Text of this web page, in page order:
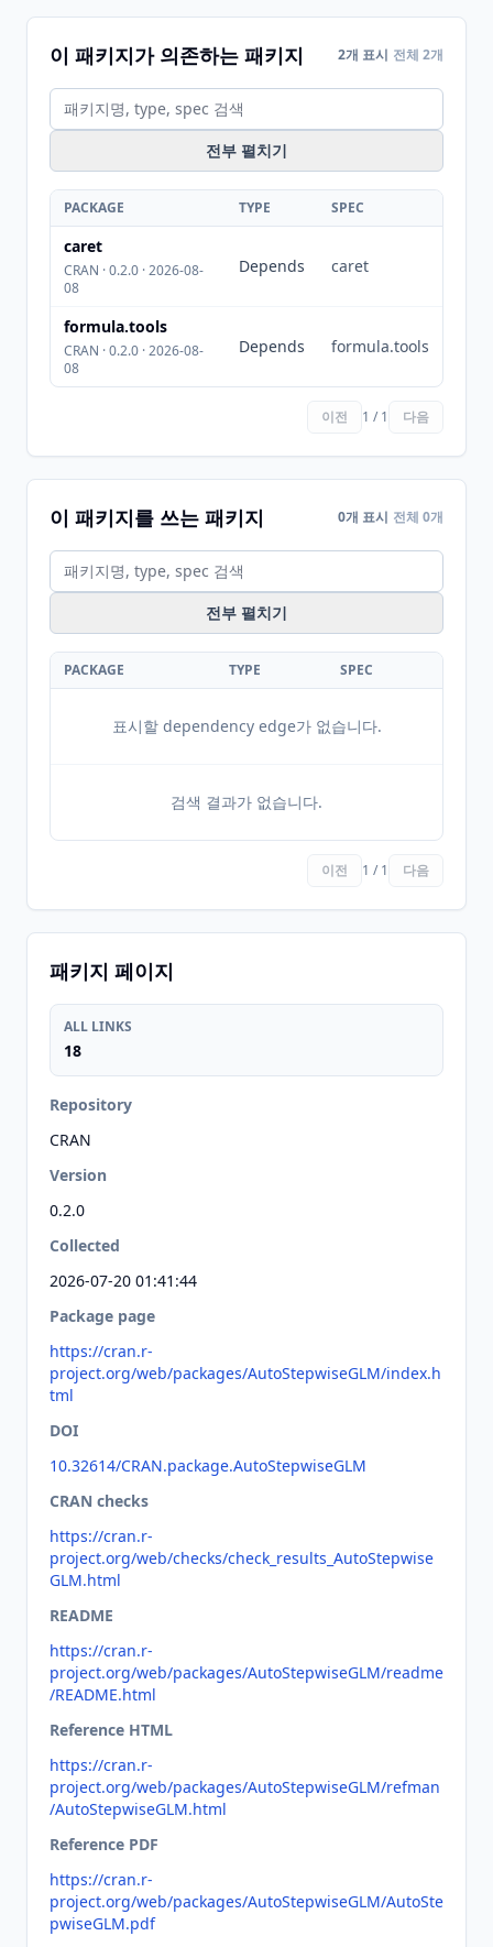
이 패키지가 의존하는 패키지 2개 표시 전체 2개
전부 펼치기
PACKAGE TYPE SPEC
caret
CRAN · 0.2.0 · 2026-08-
08
Depends caret
formula.tools
CRAN · 0.2.0 · 2026-08-
08
Depends formula.tools
이전 1 / 1 다음
이 패키지를 쓰는 패키지 0개 표시 전체 0개
전부 펼치기
PACKAGE TYPE SPEC
표시할 dependency edge가 없습니다.
검색 결과가 없습니다.
이전 1 / 1 다음
패키지 페이지
ALL LINKS
18
Repository
CRAN
Version
0.2.0
Collected
2026-07-20 01:41:44
Package page
https://cran.r-
project.org/web/packages/AutoStepwiseGLM/index.h
tml
DOI
10.32614/CRAN.package.AutoStepwiseGLM
CRAN checks
https://cran.r-
project.org/web/checks/check_results_AutoStepwise
GLM.html
README
https://cran.r-
project.org/web/packages/AutoStepwiseGLM/readme
/README.html
Reference HTML
https://cran.r-
project.org/web/packages/AutoStepwiseGLM/refman
/AutoStepwiseGLM.html
Reference PDF
https://cran.r-
project.org/web/packages/AutoStepwiseGLM/AutoSte
pwiseGLM.pdf